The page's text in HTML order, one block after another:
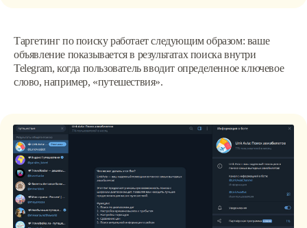
Таргетинг по поиску работает следующим образом: ваше
объявление показывается в результатах поиска внутри
Telegram, когда пользователь вводит определенное ключевое
слово, например, «путешествия‎».